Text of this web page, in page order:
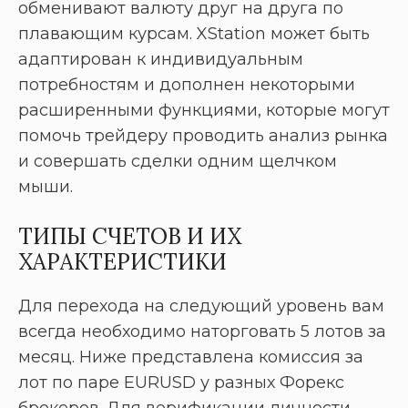
обменивают валюту друг на друга по
плавающим курсам. XStation может быть
адаптирован к индивидуальным
потребностям и дополнен некоторыми
расширенными функциями, которые могут
помочь трейдеру проводить анализ рынка
и совершать сделки одним щелчком
мыши.
ТИПЫ СЧЕТОВ И ИХ
ХАРАКТЕРИСТИКИ
Для перехода на следующий уровень вам
всегда необходимо наторговать 5 лотов за
месяц. Ниже представлена комиссия за
лот по паре EURUSD у разных Форекс